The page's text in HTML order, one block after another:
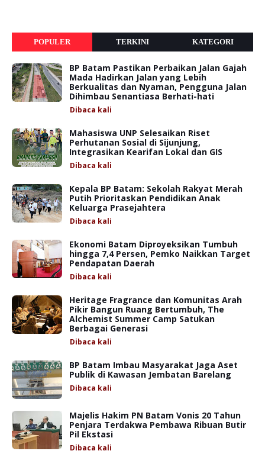
POPULER TERKINI KATEGORI
BP Batam Pastikan Perbaikan Jalan Gajah
Mada Hadirkan Jalan yang Lebih
Berkualitas dan Nyaman, Pengguna Jalan
Dihimbau Senantiasa Berhati-hati
Dibaca kali
Mahasiswa UNP Selesaikan Riset
Perhutanan Sosial di Sijunjung,
Integrasikan Kearifan Lokal dan GIS
Dibaca kali
Kepala BP Batam: Sekolah Rakyat Merah
Putih Prioritaskan Pendidikan Anak
Keluarga Prasejahtera
Dibaca kali
Ekonomi Batam Diproyeksikan Tumbuh
hingga 7,4 Persen, Pemko Naikkan Target
Pendapatan Daerah
Dibaca kali
Heritage Fragrance dan Komunitas Arah
Pikir Bangun Ruang Bertumbuh, The
Alchemist Summer Camp Satukan
Berbagai Generasi
Dibaca kali
BP Batam Imbau Masyarakat Jaga Aset
Publik di Kawasan Jembatan Barelang
Dibaca kali
Majelis Hakim PN Batam Vonis 20 Tahun
Penjara Terdakwa Pembawa Ribuan Butir
Pil Ekstasi
Dibaca kali